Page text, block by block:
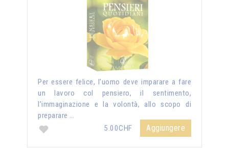
Per essere felice, l’uomo deve imparare a fare
un lavoro col pensiero, il sentimento,
l’immaginazione e la volontà, allo scopo di
preparare …
5.00CHF
Aggiungere